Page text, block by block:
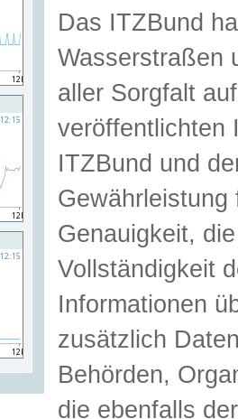
Das ITZBund
Wasserstraßen
aller Sorgfalt
veröffentlichten
ITZBund und
Genauigkeit,
Vollständigkeit
Informationen
zusätzlich
Behörden,
die ebenfalls